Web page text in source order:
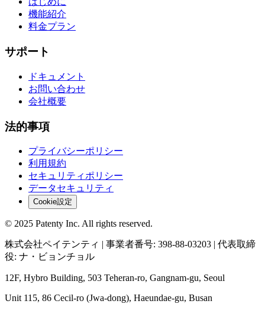
機能紹介
料金プラン
サポート
ドキュメント
お問い合わせ
会社概要
法的事項
プライバシーポリシー
利用規約
セキュリティポリシー
データセキュリティ
Cookie設定
© 2025 Patenty Inc. All rights reserved.
株式会社ペイテンティ | 事業者番号: 398-88-03203 | 代表取締
役: ナ・ビョンチョル
12F, Hybro Building, 503 Teheran-ro, Gangnam-gu, Seoul
Unit 115, 86 Cecil-ro (Jwa-dong), Haeundae-gu, Busan